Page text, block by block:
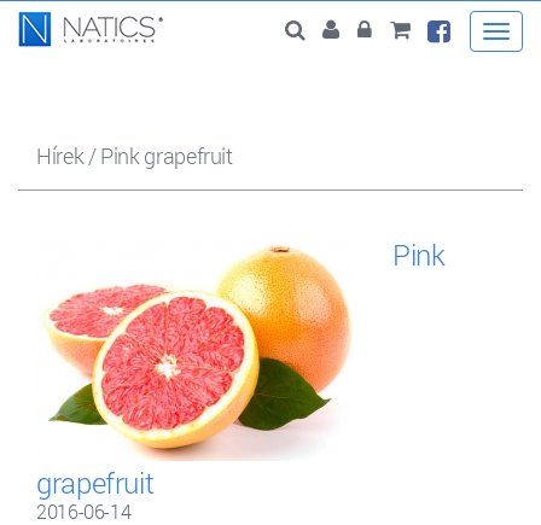
Hírek/Pink grapefruit
Pink
grapefruit
2016-06-14